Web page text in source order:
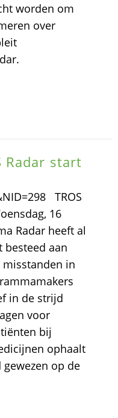
worden om
over
Radar start
TROS
16
Radar heeft al
besteed aan
in
in de strijd
voor
bij
ophaalt
op de